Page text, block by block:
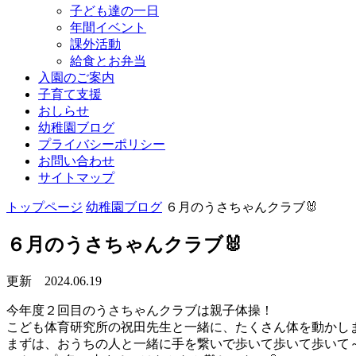
子ども達の一日
年間イベント
課外活動
給食とお弁当
入園のご案内
子育て支援
おしらせ
幼稚園ブログ
プライバシーポリシー
お問い合わせ
サイトマップ
トップページ 幼稚園ブログ ６月のうさちゃんクラブ🐰
６月のうさちゃんクラブ🐰
更新 2024.06.19
今年度２回目のうさちゃんクラブは親子体操！
こども体育研究所の祝田先生と一緒に、たくさん体を動かし
まずは、おうちの人と一緒に手を繋いで歩いて歩いて歩いて